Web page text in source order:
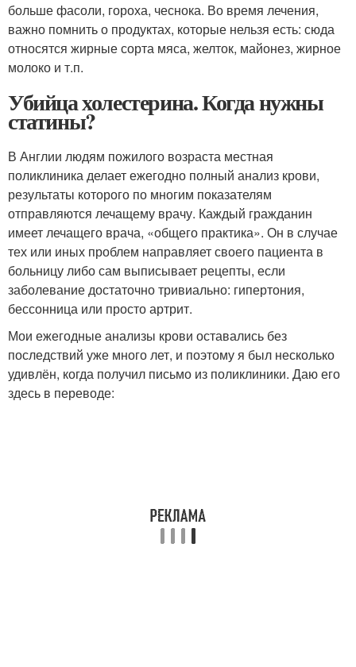
больше фасоли, гороха, чеснока. Во время лечения,
важно помнить о продуктах, которые нельзя есть: сюда
относятся жирные сорта мяса, желток, майонез, жирное
молоко и т.п.
Убийца холестерина. Когда нужны
статины?
В Англии людям пожилого возраста местная
поликлиника делает ежегодно полный анализ крови,
результаты которого по многим показателям
отправляются лечащему врачу. Каждый гражданин
имеет лечащего врача, «общего практика». Он в случае
тех или иных проблем направляет своего пациента в
больницу либо сам выписывает рецепты, если
заболевание достаточно тривиально: гипертония,
бессонница или просто артрит.
Мои ежегодные анализы крови оставались без
последствий уже много лет, и поэтому я был несколько
удивлён, когда получил письмо из поликлиники. Даю его
здесь в переводе: